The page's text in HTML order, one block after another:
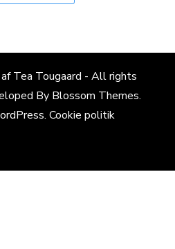
Tea Tougaard - All rights
By Blossom Themes.
. Cookie politik